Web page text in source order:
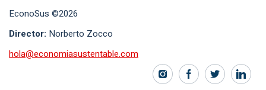
EconoSus ©2026
Director: Norberto Zocco
hola@economiasustentable.com